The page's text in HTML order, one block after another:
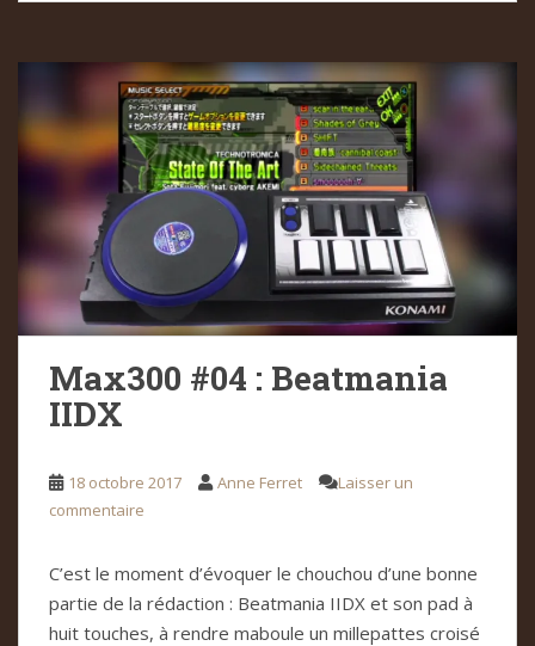
Max300 #04 : Beatmania
IIDX
18 octobre 2017 Anne Ferret
Laisser un
commentaire
C’est le moment d’évoquer le chouchou d’une bonne
partie de la rédaction : Beatmania IIDX et son pad à
huit touches, à rendre maboule un millepattes croisé